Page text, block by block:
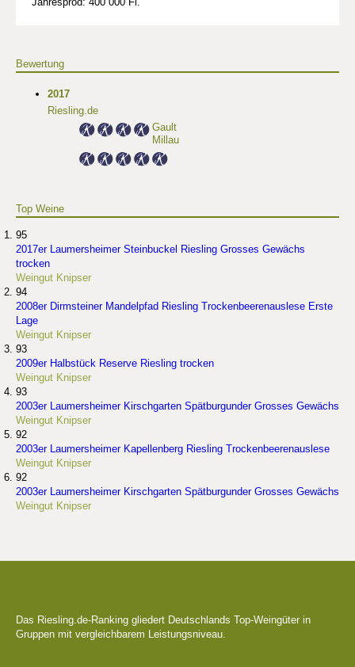
Bewertung
2017
Riesling.de
Gault
Millau
Top Weine
95
2017er Laumersheimer Steinbuckel Riesling Grosses Gewächs
trocken
Weingut Knipser
94
2008er Dirmsteiner Mandelpfad Riesling Trockenbeerenauslese Erste
Lage
Weingut Knipser
93
2009er Halbstück Reserve Riesling trocken
Weingut Knipser
93
2003er Laumersheimer Kirschgarten Spätburgunder Grosses Gewächs
Weingut Knipser
92
2003er Laumersheimer Kapellenberg Riesling Trockenbeerenauslese
Weingut Knipser
92
2003er Laumersheimer Kirschgarten Spätburgunder Grosses Gewächs
Weingut Knipser
Das Riesling.de-Ranking gliedert Deutschlands Top-Weingüter in
Gruppen mit vergleichbarem Leistungsniveau.